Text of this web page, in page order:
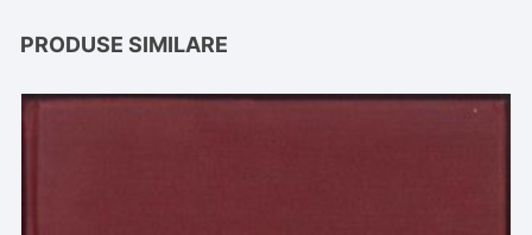
PRODUSE SIMILARE